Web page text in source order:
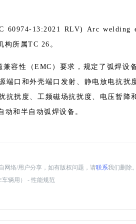
13:2021 RLV) Arc welding
所属TC 26。
容性（EMC）要求，规定了弧焊设
端口和外壳端口发射、静电放电抗扰
抗扰度、工频磁场抗扰度、电压暂降
和半自动弧焊设备。
网络/用户分享，如有版权问题，请联系我们删除。
车辆用） - 性能规范